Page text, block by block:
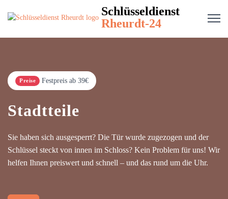
Schlüsseldienst
Rheurdt-24
Preise Festpreis ab 39€
Stadtteile
Sie haben sich ausgesperrt? Die Tür wurde zugezogen und der
Schlüssel steckt von innen im Schloss? Kein Problem für uns! Wir
helfen Ihnen preiswert und schnell – und das rund um die Uhr.